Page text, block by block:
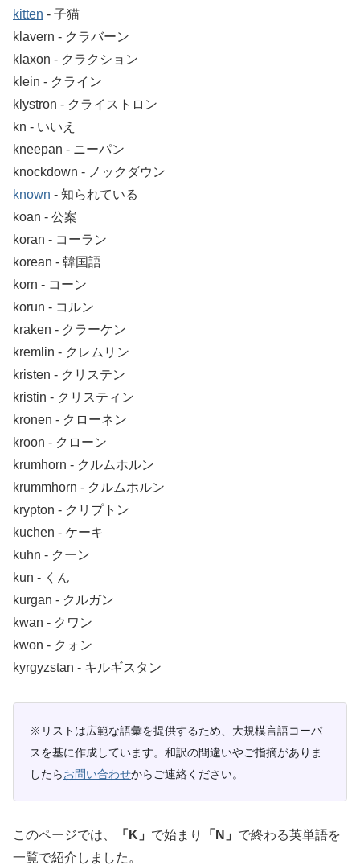
kitten ‐ 子猫
klavern ‐ クラバーン
klaxon ‐ クラクション
klein ‐ クライン
klystron ‐ クライストロン
kn ‐ いいえ
kneepan ‐ ニーパン
knockdown ‐ ノックダウン
known ‐ 知られている
koan ‐ 公案
koran ‐ コーラン
korean ‐ 韓国語
korn ‐ コーン
korun ‐ コルン
kraken ‐ クラーケン
kremlin ‐ クレムリン
kristen ‐ クリステン
kristin ‐ クリスティン
kronen ‐ クローネン
kroon ‐ クローン
krumhorn ‐ クルムホルン
krummhorn ‐ クルムホルン
krypton ‐ クリプトン
kuchen ‐ ケーキ
kuhn ‐ クーン
kun ‐ くん
kurgan ‐ クルガン
kwan ‐ クワン
kwon ‐ クォン
kyrgyzstan ‐ キルギスタン
※リストは広範な語彙を提供するため、大規模言語コーパ
スを基に作成しています。和訳の間違いやご指摘がありま
したらお問い合わせからご連絡ください。
このページでは、 「K」 で始まり 「N」 で終わる英単語を
一覧で紹介しました。